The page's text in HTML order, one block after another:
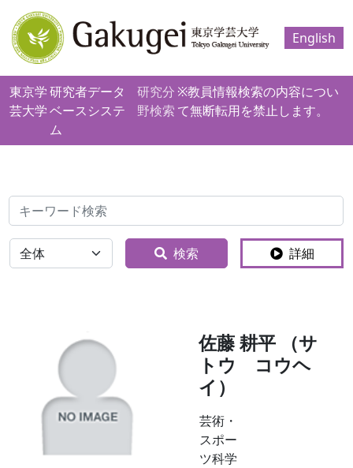
English
東京学
芸大学
研究者データ
ベースシステ
ム
研究分
野検索
※教員情報検索の内容につい
て無断転用を禁止します。
検索
全体 検索 詳細
佐藤 耕平 （サ
トウ コウヘ
イ）
芸術・
スポー
ツ科学